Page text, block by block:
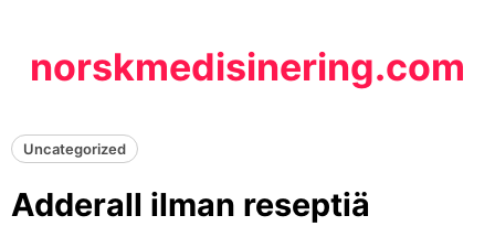
contentnorskmedisinering.com
Uncategorized
Adderall ilman reseptiä